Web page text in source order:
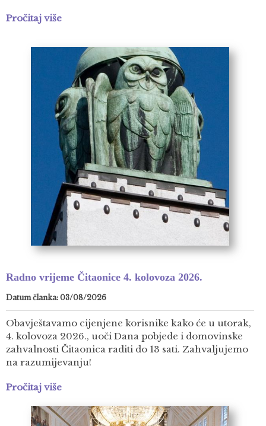
Pročitaj više
Radno vrijeme Čitaonice 4. kolovoza 2026.
Datum članka: 03/08/2026
Obavještavamo cijenjene korisnike kako će u utorak,
4. kolovoza 2026., uoči Dana pobjede i domovinske
zahvalnosti Čitaonica raditi do 13 sati. Zahvaljujemo
na razumijevanju!
Pročitaj više